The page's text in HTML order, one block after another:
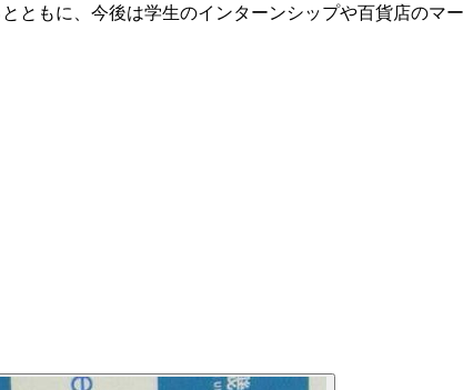
もに、今後は学生のインターンシップや百貨店のマ